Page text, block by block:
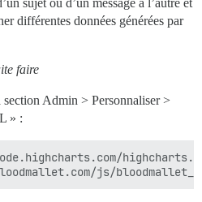
différentes données générées par
faire
section Admin > Personnaliser >
» :